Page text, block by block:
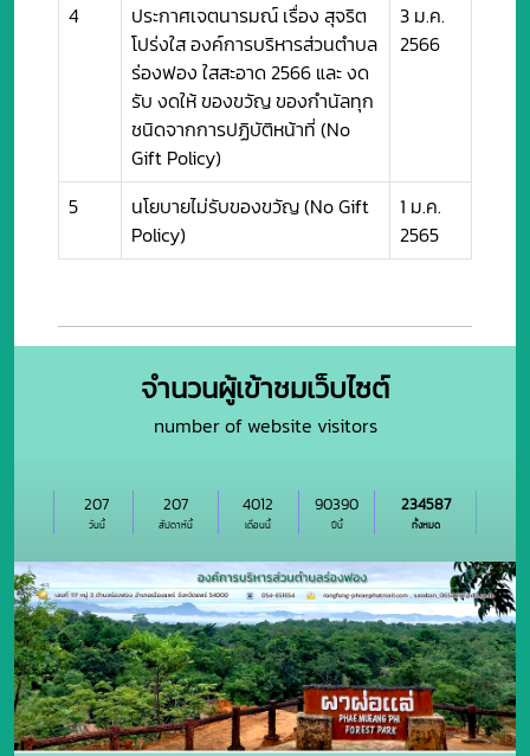
4
ประกาศเจตนารมณ์ เรื่อง สุจริต
โปร่งใส องค์การบริหารส่วนตำบล
ร่องฟอง ใสสะอาด 2566 และ งด
รับ งดให้ ของขวัญ ของกำนัลทุก
ชนิดจากการปฏิบัติหน้าที่ (No
Gift Policy)
3 ม.ค.
2566
5
นโยบายไม่รับของขวัญ (No Gift
Policy)
1 ม.ค.
2565
จำนวนผู้เข้าชมเว็บไซต์
number of website visitors
วันนี้
207
สัปดาห์นี้
207
เดือนนี้
4012
ปีนี้
90390
ทั้งหมด
234587